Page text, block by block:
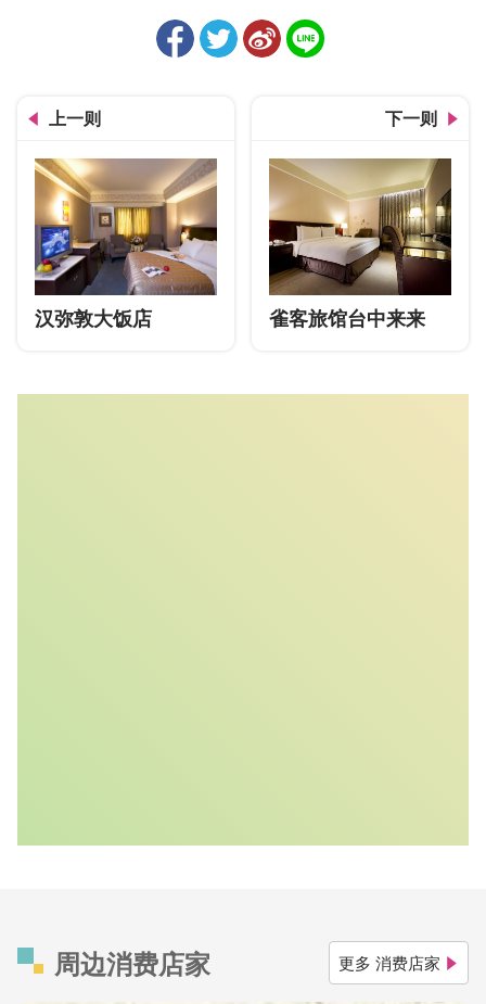
上一则
汉弥敦大饭店
下一则
雀客旅馆台中来来
周边消费店家 更多 消费店家